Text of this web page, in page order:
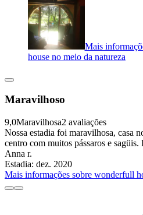
Mais
house no meio da natureza
Maravilhoso
9,0Maravilhosa2 avaliações
Nossa estadia foi maravilhosa, casa
centro com muitos pássaros e sagüis.
Anna r.
Estadia: dez. 2020
Mais informações sobre wonderfull